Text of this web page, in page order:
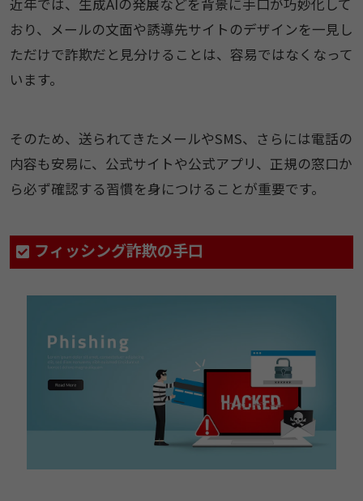
近年では、生成AIの発展などを背景に手口が巧妙化して
おり、メールの文面や誘導先サイトのデザインを一見し
ただけで詐欺だと見分けることは、容易ではなくなって
います。
そのため、送られてきたメールやSMS、さらには電話の
内容も安易に、公式サイトや公式アプリ、正規の窓口か
ら必ず確認する習慣を身につけることが重要です。
フィッシング詐欺の手口